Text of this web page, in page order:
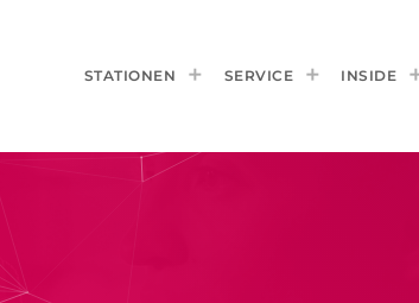
STATIONEN SERVICE INSIDE